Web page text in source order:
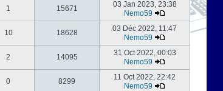
1 15671
03 Jan 2023, 23:38
Nemo59
10 18628
03 Déc 2022, 11:47
Nemo59
2 14095
31 Oct 2022, 00:03
Nemo59
0 8299
11 Oct 2022, 22:42
Nemo59